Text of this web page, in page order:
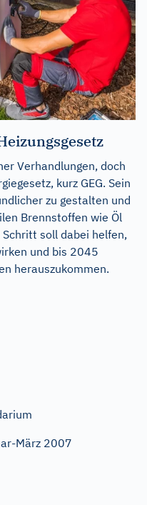
Verhandlungen, doch
kurz GEG. Sein
zu gestalten und
Brennstoffen wie Öl
soll dabei helfen,
und bis 2045
herauszukommen.
März 2007